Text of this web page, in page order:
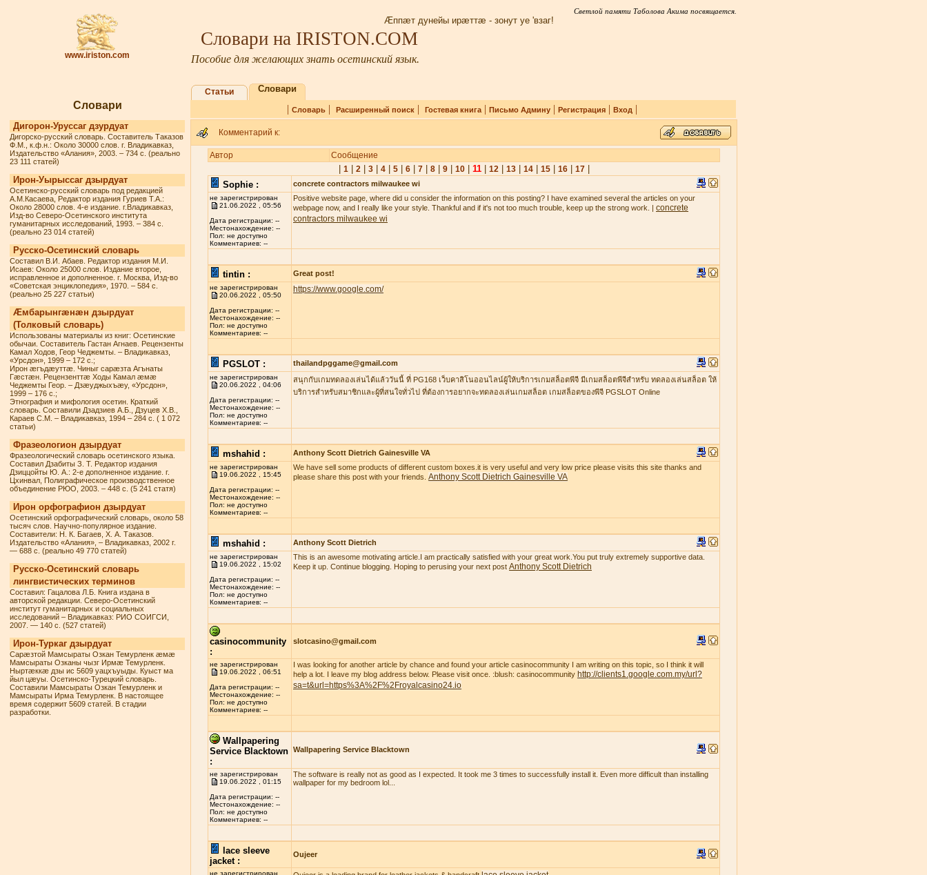
www.iriston.com
Светлой памяти Таболова Акима посвящается.
Æппæт дунейы ирæттæ - зонут уе 'взаг!
Словари на IRISTON.COM
Пособие для желающих знать осетинский язык.
Словари
Дигорон-Уруссаг дзурдуат
Дигорско-русский словарь. Составитель Таказов
Ф.М., к.ф.н.: Около 30000 слов. г. Владикавказ,
Издательство «Алания», 2003. – 734 с. (реально
23 111 статей)
Ирон-Уырыссаг дзырдуат
Осетинско-русский словарь под редакцией
А.М.Касаева, Редактор издания Гуриев Т.А.:
Около 28000 слов. 4-е издание. г.Владикавказ,
Изд-во Северо-Осетинского института
гуманитарных исследований, 1993. – 384 с.
(реально 23 014 статей)
Русско-Осетинский словарь
Составил В.И. Абаев. Редактор издания М.И.
Исаев: Около 25000 слов. Издание второе,
исправленное и дополненное. г. Москва, Изд-во
«Советская энциклопедия», 1970. – 584 с.
(реально 25 227 статьи)
Æмбарынгæнæн дзырдуат
(Толковый словарь)
Использованы материалы из книг: Осетинские
обычаи. Составитель Гастан Агнаев. Рецензенты
Камал Ходов, Геор Чеджемты. – Владикавказ,
«Урсдон», 1999 – 172 с.;
Ирон æгъдæуттæ. Чиныг сарæзта Агънаты
Гæстæн. Рецензенттæ Ходы Камал æмæ
Чеджемты Геор. – Дзæуджыхъæу, «Урсдон»,
1999 – 176 с.;
Этнография и мифология осетин. Краткий
словарь. Составили Дзадзиев А.Б., Дзуцев Х.В.,
Караев С.М. – Владикавказ, 1994 – 284 с. ( 1 072
статьи)
Фразеологион дзырдуат
Фразеологический словарь осетинского языка.
Составил Дзабиты З. Т. Редактор издания
Дзиццойты Ю. А.: 2-е дополненное издание. г.
Цхинвал, Полиграфическое производственное
объединение РЮО, 2003. – 448 с. (5 241 статя)
Ирон орфографион дзырдуат
Осетинский орфографический словарь, около 58
тысяч слов. Научно-популярное издание.
Составители: Н. К. Багаев, Х. А. Таказов.
Издательство «Алания», – Владикавказ, 2002 г.
— 688 с. (реально 49 770 статей)
Русско-Осетинский словарь
лингвистических терминов
Составил: Гацалова Л.Б. Книга издана в
авторской редакции. Северо-Осетинский
институт гуманитарных и социальных
исследований – Владикавказ: РИО СОИГСИ,
2007. — 140 с. (527 статей)
Ирон-Туркаг дзырдуат
Сарæзтой Мамсыраты Озкан Темурленк æмæ
Мамсыраты Озканы чызг Ирмæ Темурленк.
Ныртæккæ дзы ис 5609 уацхъуыды. Куыст ма
йыл цæуы. Осетинско-Турецкий словарь.
Составили Мамсыраты Озкан Темурленк и
Мамсыраты Ирма Темурленк. В настоящее
время содержит 5609 статей. В стадии
разработки.
Статьи Словари
| Словарь| Расширенный поиск| Гостевая книга| Письмо Админу| Регистрация| Вход |
Комментарий к:
Автор Сообщение
1| 2| 3| 4| 5| 6| 7| 8| 9| 10| 11| 12| 13| 14| 15| 16| 17|
Sophie :
concrete contractors milwaukee wi
не зарегистрирован
21.06.2022 , 05:56
Дата регистрации: --
Местонахождение: --
Пол: не доступно
Комментариев: --
Positive website page, where did u consider the information on this posting? I have examined several the articles on your
webpage now, and I really like your style. Thankful and if it's not too much trouble, keep up the strong work. | concrete
contractors milwaukee wi
tintin : Great post!
не зарегистрирован
20.06.2022 , 05:50
Дата регистрации: --
Местонахождение: --
Пол: не доступно
Комментариев: --
https://www.google.com/
PGSLOT : thailandpggame@gmail.com
не зарегистрирован
20.06.2022 , 04:06
Дата регистрации: --
Местонахождение: --
Пол: не доступно
Комментариев: --
สนุกกับเกมทดลองเล่นได้แล้ววันนี้ ที่ PG168 เว็บคาสิโนออนไลน์ผู้ให้บริการเกมสล็อตพีจี มีเกมสล็อตพีจีสำหรับ ทดลองเล่นสล็อต ให้
บริการสำหรับสมาชิกและผู้ที่สนใจทั่วไป ที่ต้องการอยากจะทดลองเล่นเกมสล็อต เกมสล็อตของพีจี PGSLOT Online
mshahid : Anthony Scott Dietrich Gainesville VA
не зарегистрирован
19.06.2022 , 15:45
Дата регистрации: --
Местонахождение: --
Пол: не доступно
Комментариев: --
We have sell some products of different custom boxes.it is very useful and very low price please visits this site thanks and
please share this post with your friends. Anthony Scott Dietrich Gainesville VA
mshahid : Anthony Scott Dietrich
не зарегистрирован
19.06.2022 , 15:02
Дата регистрации: --
Местонахождение: --
Пол: не доступно
Комментариев: --
This is an awesome motivating article.I am practically satisfied with your great work.You put truly extremely supportive data.
Keep it up. Continue blogging. Hoping to perusing your next post Anthony Scott Dietrich
casinocommunity
:
slotcasino@gmail.com
не зарегистрирован
19.06.2022 , 06:51
Дата регистрации: --
Местонахождение: --
Пол: не доступно
Комментариев: --
I was looking for another article by chance and found your article casinocommunity I am writing on this topic, so I think it will
help a lot. I leave my blog address below. Please visit once. :blush: casinocommunity http://clients1.google.com.my/url?
sa=t&url=https%3A%2F%2Froyalcasino24.io
Wallpapering
Service Blacktown
:
Wallpapering Service Blacktown
не зарегистрирован
19.06.2022 , 01:15
Дата регистрации: --
Местонахождение: --
Пол: не доступно
Комментариев: --
The software is really not as good as I expected. It took me 3 times to successfully install it. Even more difficult than installing
wallpaper for my bedroom lol...
lace sleeve
jacket :
Oujeer
не зарегистрирован